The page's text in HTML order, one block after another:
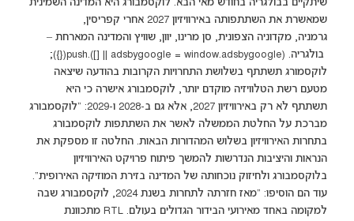
שיתקיים בבולגריה בחודש מאי הבא. לוקסמבורג היא המדינה השמינית
שמאשרת את השתתפותה באירוויזיון 2027 אחרי קפריסין,
גרמניה, מקדוניה הצפונית, סן מרינו, יוון, שוויץ והמדינה המארחת –
בולגריה. (adsbygoogle = window.adsbygoogle || []).push({});
לוקסמורג תשתתף בשלושת התחרויות הקרובות בהודעה שיצאה
מטעם רשת הטלוויזיה מוקדם יותר, לוקסמבורג אישרה כי היא
תשתתף לא רק באירוויזיון 2027, אלא גם ב-2028 ו-2029: "לוקסמבורג
מברכת על החלטת הממשלה לאשר את השתתפות לוקסמבורג
בתחרות האירוויזיון בשלוש המהדורות הבאות. החלטה זו מספקת את
הנראות והיציבות הנדרשות להמשך פיתוח פרויקט האירוויזיון
בלוקסמבורג ולחיזוק נוכחותה של המדינה בזירת המוזיקה האירופית".
עוד הם הוסיפו: "מאז חזרתה לתחרות בשנת 2024, לוקסמבורג שבה
למקומה באחד מאירועי הבידור הגדולים בעולם. RTL מתכוונת